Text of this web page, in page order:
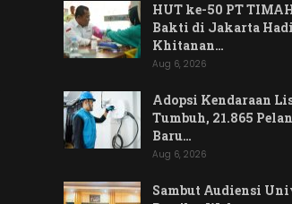
HUT ke-50 PT
Bakti di Jakarta
Khitanan…
Aug 6, 2026
Adopsi Kendaraan
Tumbuh, 21.865
Baru…
Aug 6, 2026
Sambut Audiensi